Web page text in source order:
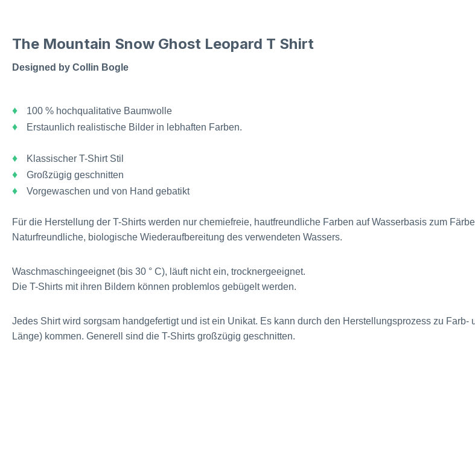
The Mountain Snow Ghost Leopard T Shirt
Designed by Collin Bogle
♦ 100 % hochqualitative Baumwolle
♦ Erstaunlich realistische Bilder in lebhaften Farben.
♦ Klassischer T-Shirt Stil
♦ Großzügig geschnitten
♦ Vorgewaschen und von Hand gebatikt
Für die Herstellung der T-Shirts werden nur chemiefreie, hautfreundliche Farben auf Wasserbasis zum
Naturfreundliche, biologische Wiederaufbereitung des verwendeten Wassers.
Waschmaschingeeignet (bis 30 ° C), läuft nicht ein, trocknergeeignet.
Die T-Shirts mit ihren Bildern können problemlos gebügelt werden.
Jedes Shirt wird sorgsam handgefertigt und ist ein Unikat. Es kann durch den Herstellungsprozess zu
Länge) kommen. Generell sind die T-Shirts großzügig geschnitten.